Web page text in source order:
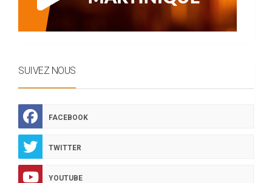
SUIVEZ NOUS
FACEBOOK
TWITTER
YOUTUBE